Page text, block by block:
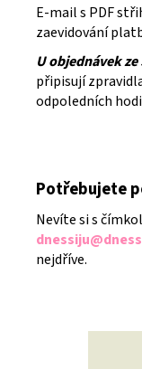
E-mail s PDF
zaevidování
U objednávek
připisují
odpoledních
Potřebujete
Nevíte si s
nejdříve.